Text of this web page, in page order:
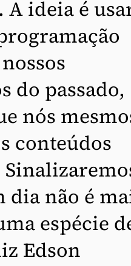
ideia é
do passado,
nós
conteúdos
dia não é
espécie
Edson